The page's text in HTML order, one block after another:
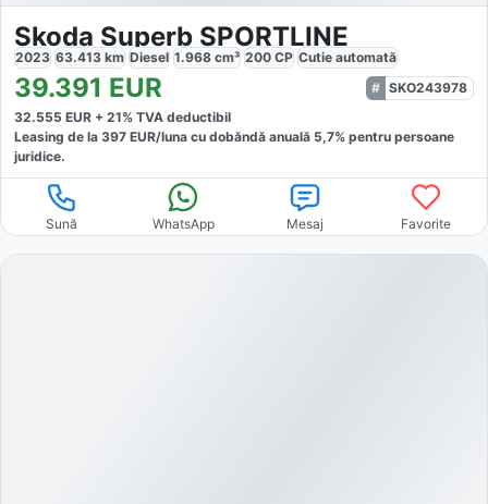
Skoda Superb SPORTLINE
2023 63.413 km Diesel 1.968 cm³ 200 CP Cutie automată
39.391 EUR
SKO243978
32.555 EUR + 21% TVA deductibil
Leasing de la 397 EUR/luna cu dobăndă anuală 5,7% pentru persoane
juridice.
Sună WhatsApp Mesaj Favorite